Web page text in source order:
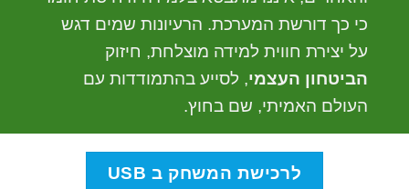
כי כך דורשת המערכת. הרעיונות שמים דגש
על יצירת חווית למידה מוצלחת, חיזוק
הביטחון העצמי, לסייע בהתמודדות עם
העולם האמיתי, שם בחוץ.
לרכישת המשחק ב USB